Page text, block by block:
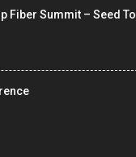
Fiber Summit – Seed To